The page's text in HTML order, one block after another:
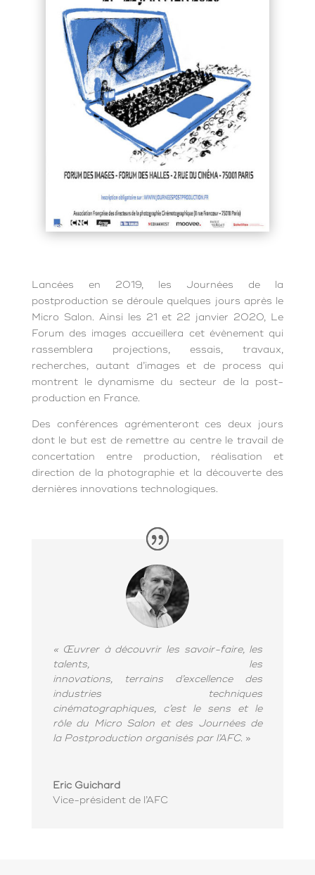
Lancées en 2019, les Journées de la
postproduction se déroule quelques jours après le
Micro Salon. Ainsi les 21 et 22 janvier 2020, Le
Forum des images accueillera cet évènement qui
rassemblera projections, essais, travaux,
recherches, autant d’images et de process qui
montrent le dynamisme du secteur de la post-
production en France.
Des conférences agrémenteront ces deux jours
dont le but est de remettre au centre le travail de
concertation entre production, réalisation et
direction de la photographie et la découverte des
dernières innovations technologiques.
« Œuvrer à découvrir les savoir-faire, les
talents, les
innovations, terrains d’excellence des
industries techniques
cinématographiques, c’est le sens et le
rôle du Micro Salon et des Journées de
la Postproduction organisés par l’AFC. »
Eric Guichard
Vice-président de l’AFC